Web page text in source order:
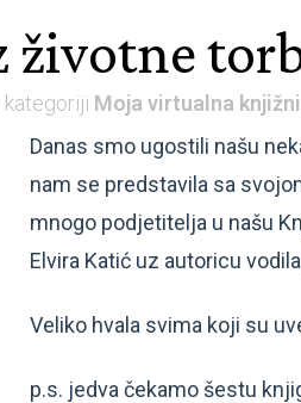
životne
kategoriji Moja virtualna
Danas smo ugostili našu
nam se predstavila sa
mnogo podjetitelja u našu
Elvira Katić uz autoricu
Veliko hvala svima koji su
p.s. jedva čekamo šestu